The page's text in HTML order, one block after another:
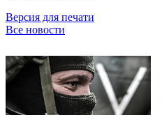
Версия для печати
Все новости